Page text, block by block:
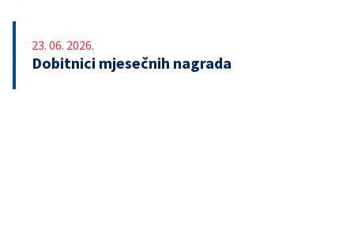
23. 06. 2026.
Dobitnici mjesečnih nagrada